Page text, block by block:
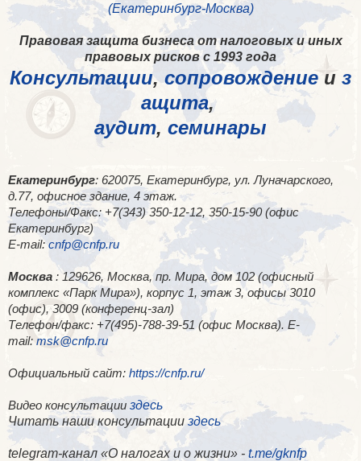
(Екатеринбург-Москва)
Правовая защита бизнеса от налоговых и иных
правовых рисков с 1993 года
Консультации,сопровождениеи з
ащита,
аудит, семинары
Екатеринбург: 620075, Екатеринбург, ул. Луначарского,
д.77, офисное здание, 4 этаж.
Телефоны/Факс: +7(343) 350-12-12, 350-15-90 (офис
Екатеринбург)
E-mail:cnfp@cnfp.ru
Москва : 129626, Москва, пр. Мира, дом 102 (офисный
комплекс «Парк Мира»), корпус 1, этаж 3, офисы 3010
(офис), 3009 (конференц-зал)
Телефон/факс: +7(495)-788-39-51 (офис Москва). E-
mail: msk@cnfp.ru
Официальный сайт: https://cnfp.ru/
Видео консультации здесь
Читать наши консультацииздесь
telegram-канал «О налогах и о жизни» - t.me/gknfp